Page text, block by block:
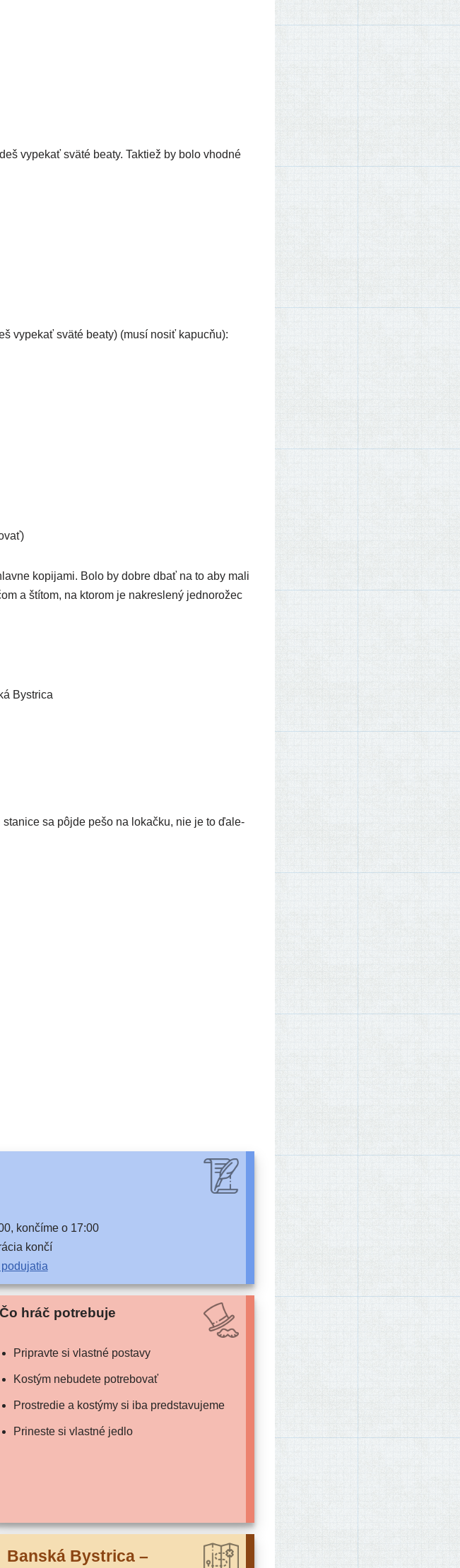
vype­kať svä­té bea­ty. Taktiež by bolo vhod­né
vype­kať svä­té bea­ty) (musí nosiť kapucňu):
kopi­ja­mi. Bolo by dob­re dbať na to aby mali
a ští­tom, na kto­rom je nakres­le­ný jed­no­ro­žec
Bystrica
sa pôj­de pešo na lokač­ku, nie je to ďale­
kon­čí­me o 17:00
končí
Čo hráč potrebuje
Pripravte si vlast­né postavy
Kostým nebu­de­te potrebovať
Prostredie a kos­tý­my si iba predstavujeme
Prineste si vlast­né jedlo
Banská Bystrica –